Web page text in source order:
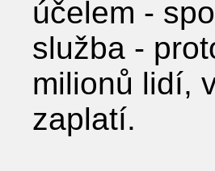
účelem -
služba -
milionů lidí,
zaplatí.